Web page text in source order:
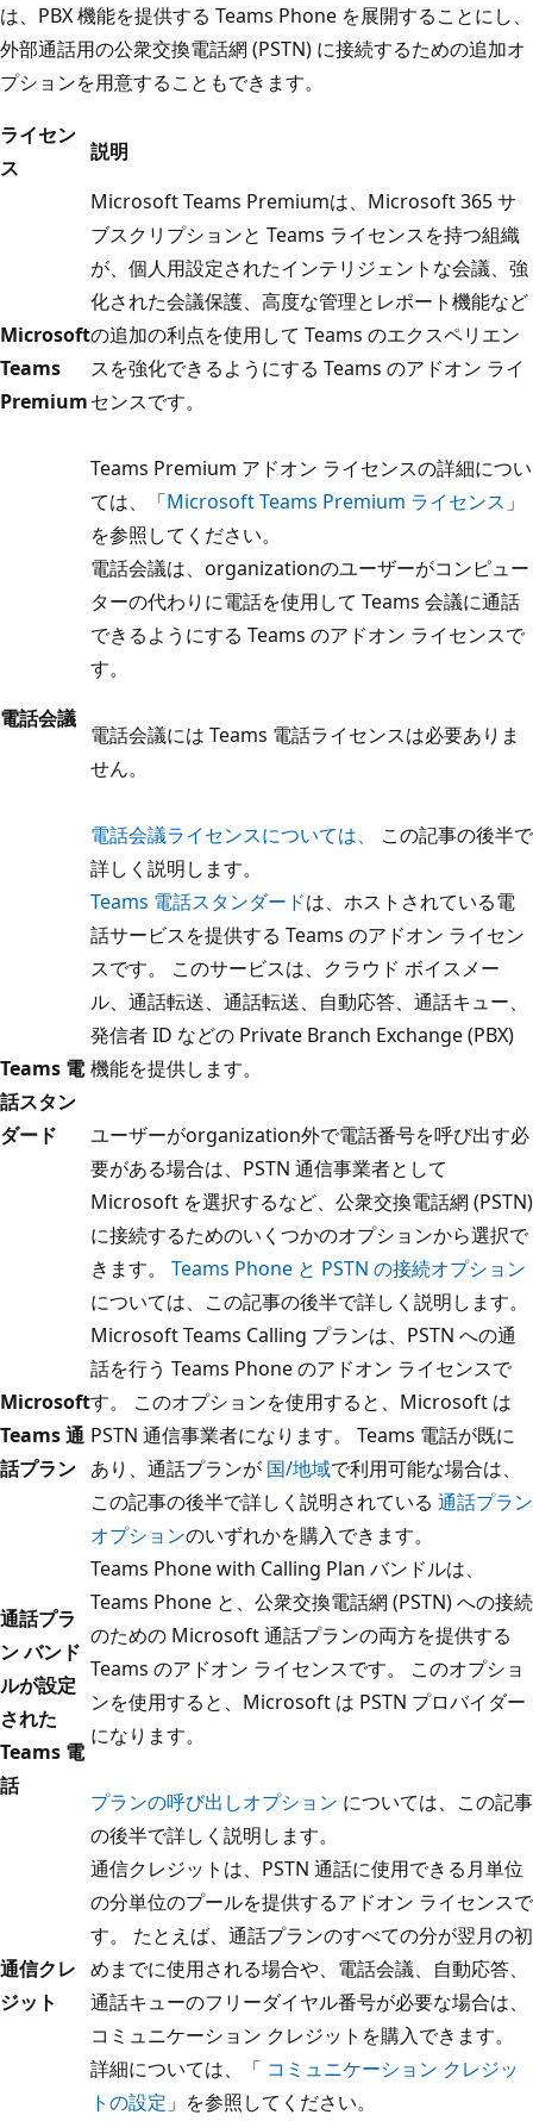
は、PBX 機能を提供する Teams Phone を展開することにし、
外部通話用の公衆交換電話網 (PSTN) に接続するための追加オ
プションを用意することもできます。
ライセン
ス
説明
Microsoft
Teams
Premium
Microsoft Teams Premiumは、Microsoft 365 サ
ブスクリプションと Teams ライセンスを持つ組織
が、個人用設定されたインテリジェントな会議、強
化された会議保護、高度な管理とレポート機能など
の追加の利点を使用して Teams のエクスペリエン
スを強化できるようにする Teams のアドオン ライ
センスです。
Teams Premium アドオン ライセンスの詳細につい
ては、「Microsoft Teams Premium ライセンス 」
を参照してください。
電話会議
電話会議は、organizationのユーザーがコンピュー
ターの代わりに電話を使用して Teams 会議に通話
できるようにする Teams のアドオン ライセンスで
す。
電話会議には Teams 電話ライセンスは必要ありま
せん。
電話会議ライセンスについては、
この記事の後半で
詳しく説明します。
Teams 電
話スタン
ダード
Teams 電話スタンダードは、ホストされている電
話サービスを提供する Teams のアドオン ライセン
スです。 このサービスは、クラウド ボイスメー
ル、通話転送、通話転送、自動応答、通話キュー、
発信者 ID などの Private Branch Exchange (PBX)
機能を提供します。
ユーザーがorganization外で電話番号を呼び出す必
要がある場合は、PSTN 通信事業者として
Microsoft を選択するなど、公衆交換電話網 (PSTN)
に接続するためのいくつかのオプションから選択で
きます。 Teams Phone と PSTN の接続オプション
については、この記事の後半で詳しく説明します。
Microsoft
Teams 通
話プラン
Microsoft Teams Calling プランは、PSTN への通
話を行う Teams Phone のアドオン ライセンスで
す。 このオプションを使用すると、Microsoft は
PSTN 通信事業者になります。 Teams 電話が既に
あり、通話プランが 国/地域で利用可能な場合は、
この記事の後半で詳しく説明されている 通話プラン
オプションのいずれかを購入できます。
通話プラ
ン バンド
ルが設定
された
Teams 電
話
Teams Phone with Calling Plan バンドルは、
Teams Phone と、公衆交換電話網 (PSTN) への接続
のための Microsoft 通話プランの両方を提供する
Teams のアドオン ライセンスです。 このオプショ
ンを使用すると、Microsoft は PSTN プロバイダー
になります。
プランの呼び出しオプション については、この記事
の後半で詳しく説明します。
通信クレ
ジット
通信クレジットは、PSTN 通話に使用できる月単位
の分単位のプールを提供するアドオン ライセンスで
す。 たとえば、通話プランのすべての分が翌月の初
めまでに使用される場合や、電話会議、自動応答、
通話キューのフリーダイヤル番号が必要な場合は、
コミュニケーション クレジットを購入できます。
詳細については、「 コミュニケーション クレジッ
トの設定 」を参照してください。